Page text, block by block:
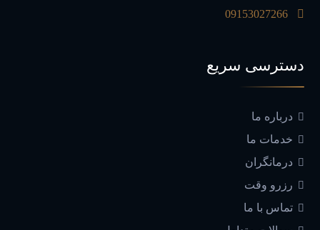
09153027266
دسترسی سریع
درباره ما
خدمات ما
درمانگران
رزرو وقت
تماس با ما